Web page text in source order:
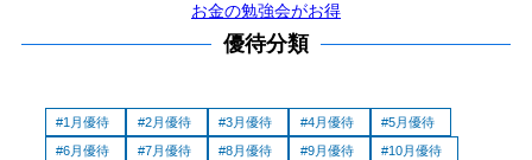
お金の勉強会がお得
優待分類
1月優待 2月優待 3月優待 4月優待 5月優待
6月優待 7月優待 8月優待 9月優待 10月優待